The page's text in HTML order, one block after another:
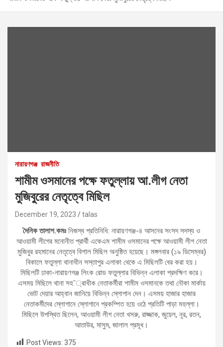
নারায়ণগঞ্জ রাজনীতি
শামীম ওসমানের পক্ষে ফতুল্লায় আ.লীগ নেতা
মুজিবুরের নেতৃত্বে মিছিল
December 19, 2023 talas
দৈনিক তালাশ.কমঃ নিজস্ব প্রতিনিধি: নারায়ণগঞ্জ-৪ আসনের সংসদ সদস্য ও
আওয়ামী লীগের মনোনীত প্রার্থী একেএম শামীম ওসমানের পক্ষে আওয়ামী লীগ নেতা
মুজিবুর রহমানের নেতৃত্বে বিশাল মিছিল অনুষ্ঠিত হয়েছে। মঙ্গলবার (১৯ ডিসেম্বর)
বিকালে ফতুল্লা থানাধীন সস্তাপুর এলাকা থেকে এ মিছিলটি বের করা হয়।
মিছিলটি ঢাকা-নারায়ণগঞ্জ লিংক রোড ফতুল্লার বিভিন্ন এলাকা প্রদক্ষিণ করে।
এসময় মিছিলে থানা সহ¯্রাধীক নেতাকর্মীরা শামীম ওসমানকে তথা নৌকা মার্কায়
ভোট দেয়ার আহ্বান জানিয়ে বিভিন্ন স্লোগান দেন। এসময় হাজার হাজার
নেতাকর্মীদের স্লোগানে স্লোগানে প্রকম্পিত হয়ে ওঠে প্রতিটি পাড়া মহল্লা।
মিছিলে উপস্থিত ছিলেন, আওয়ামী লীগ নেতা খসরু, রাজ্জাক, জুয়েল, নূর, রতন,
আতাউর, মাসুম, জালাল প্রমূখ।
Post Views: 375